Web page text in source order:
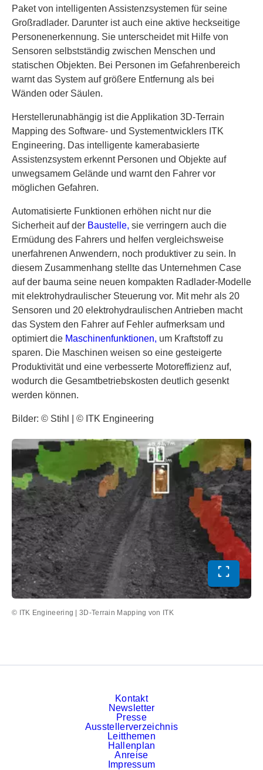
Paket von intelligenten Assistenzsystemen für seine
Großradlader. Darunter ist auch eine aktive heckseitige
Personenerkennung. Sie unterscheidet mit Hilfe von
Sensoren selbstständig zwischen Menschen und
statischen Objekten. Bei Personen im Gefahrenbereich
warnt das System auf größere Entfernung als bei
Wänden oder Säulen.
Herstellerunabhängig ist die Applikation 3D-Terrain
Mapping des Software- und Systementwicklers ITK
Engineering. Das intelligente kamerabasierte
Assistenzsystem erkennt Personen und Objekte auf
unwegsamem Gelände und warnt den Fahrer vor
möglichen Gefahren.
Automatisierte Funktionen erhöhen nicht nur die
Sicherheit auf der Baustelle, sie verringern auch die
Ermüdung des Fahrers und helfen vergleichsweise
unerfahrenen Anwendern, noch produktiver zu sein. In
diesem Zusammenhang stellte das Unternehmen Case
auf der bauma seine neuen kompakten Radlader-Modelle
mit elektrohydraulischer Steuerung vor. Mit mehr als 20
Sensoren und 20 elektrohydraulischen Antrieben macht
das System den Fahrer auf Fehler aufmerksam und
optimiert die Maschinenfunktionen, um Kraftstoff zu
sparen. Die Maschinen weisen so eine gesteigerte
Produktivität und eine verbesserte Motoreffizienz auf,
wodurch die Gesamtbetriebskosten deutlich gesenkt
werden können.
Bilder: © Stihl | © ITK Engineering
Vollbild
© ITK Engineering | 3D-Terrain Mapping von ITK
Kontakt
Newsletter
Presse
Ausstellerverzeichnis
Leitthemen
Hallenplan
Anreise
Impressum